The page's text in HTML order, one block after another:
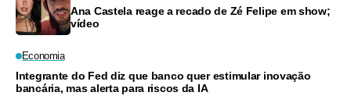
Ana Castela reage a recado de Zé Felipe em show;
vídeo
Economia
Integrante do Fed diz que banco quer estimular inovação
bancária, mas alerta para riscos da IA